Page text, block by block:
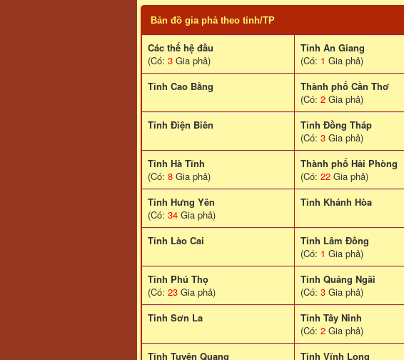
Bản đồ gia phả theo tỉnh/TP
Các thế hệ đầu
(Có: 3 Gia phả)
Tỉnh An Giang
(Có: 1 Gia phả)
Tỉnh Cao Bằng
Thành phố Cần Thơ
(Có: 2 Gia phả)
Tỉnh Điện Biên
Tỉnh Đồng Tháp
(Có: 3 Gia phả)
Tỉnh Hà Tĩnh
(Có: 8 Gia phả)
Thành phố Hải Phòng
(Có: 22 Gia phả)
Tỉnh Hưng Yên
(Có: 34 Gia phả)
Tỉnh Khánh Hòa
Tỉnh Lào Cai
Tỉnh Lâm Đồng
(Có: 1 Gia phả)
Tỉnh Phú Thọ
(Có: 23 Gia phả)
Tỉnh Quảng Ngãi
(Có: 3 Gia phả)
Tinh Sơn La
Tỉnh Tây Ninh
(Có: 2 Gia phả)
Tỉnh Tuyên Quang
Tỉnh Vĩnh Long